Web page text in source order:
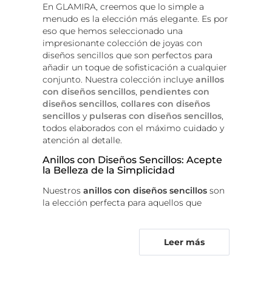
En GLAMIRA, creemos que lo simple a
menudo es la elección más elegante. Es por
eso que hemos seleccionado una
impresionante colección de joyas con
diseños sencillos que son perfectos para
añadir un toque de sofisticación a cualquier
conjunto. Nuestra colección incluye anillos
con diseños sencillos, pendientes con
diseños sencillos, collares con diseños
sencillos y pulseras con diseños sencillos,
todos elaborados con el máximo cuidado y
atención al detalle.
Anillos con Diseños Sencillos: Acepte
la Belleza de la Simplicidad
Nuestros anillos con diseños sencillos son
la elección perfecta para aquellos que
sofisticado. Creados sin piedras, estos
anillos permiten que la belleza del metal
Leer más